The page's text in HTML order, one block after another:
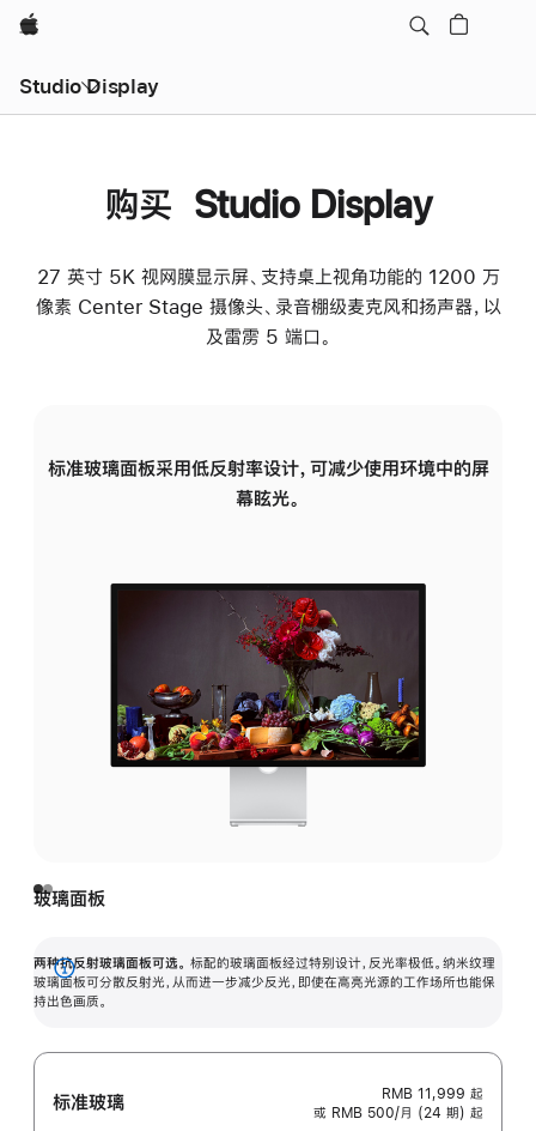
Apple
Studio Display
购买 Studio Display
27 英寸 5K 视网膜显示屏、支持桌上视角功能的 1200 万
像素 Center Stage 摄像头、录音棚级麦克风和扬声器，以
及雷雳 5 端口。
标准玻璃面板采用低反射率设计，可减少使用环境中的屏
幕眩光。
玻璃面板
两种抗反射玻璃面板可选。 标配的玻璃面板经过特别设计，反光率极低。纳米纹理
玻璃面板可分散反射光，从而进一步减少反光，即使在高亮光源的工作场所也能保
持出色画质。
展
开
标准玻璃 RMB 11,999 起
或 RMB 500/月 (24 期) 起